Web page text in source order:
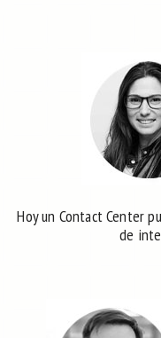
Hoy un Contact Center
de